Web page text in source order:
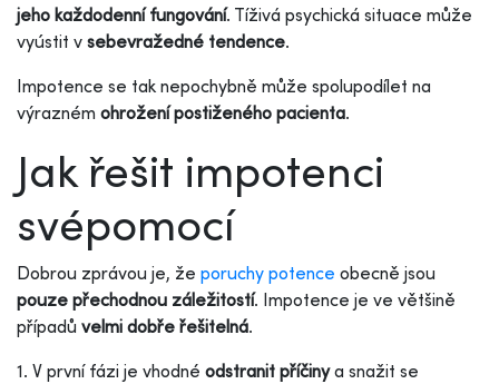
jeho každodenní fungování. Tíživá psychická situace může
vyústit v sebevražedné tendence.
Impotence se tak nepochybně může spolupodílet na
výrazném ohrožení postiženého pacienta.
Jak řešit impotenci
svépomocí
Dobrou zprávou je, že poruchy potence obecně jsou
pouze přechodnou záležitostí. Impotence je ve většině
případů velmi dobře řešitelná.
1. V první fázi je vhodné odstranit příčinya snažit se